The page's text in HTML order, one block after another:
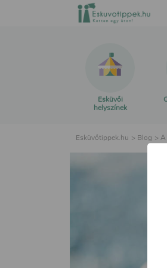
Esküvői
helyszínek
Esküvőtippek.hu > Blog > ​A